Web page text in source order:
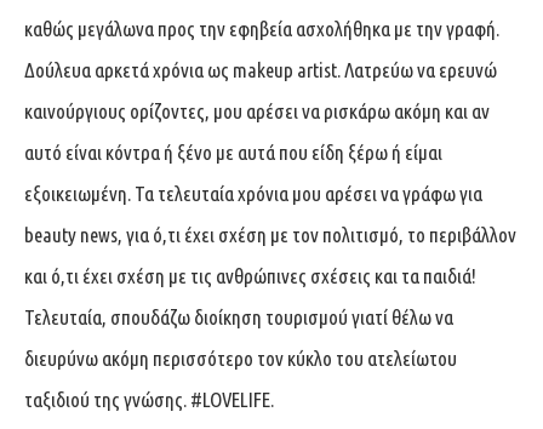
καθώς μεγάλωνα προς την εφηβεία ασχολήθηκα με την γραφή.
Δούλευα αρκετά χρόνια ως makeup artist. Λατρεύω να ερευνώ
καινούργιους ορίζοντες, μου αρέσει να ρισκάρω ακόμη και αν
αυτό είναι κόντρα ή ξένο με αυτά που είδη ξέρω ή είμαι
εξοικειωμένη. Τα τελευταία χρόνια μου αρέσει να γράφω για
beauty news, για ό,τι έχει σχέση με τον πολιτισμό, το περιβάλλον
και ό,τι έχει σχέση με τις ανθρώπινες σχέσεις και τα παιδιά!
Τελευταία, σπουδάζω διοίκηση τουρισμού γιατί θέλω να
διευρύνω ακόμη περισσότερο τον κύκλο του ατελείωτου
ταξιδιού της γνώσης. #LOVELIFE.